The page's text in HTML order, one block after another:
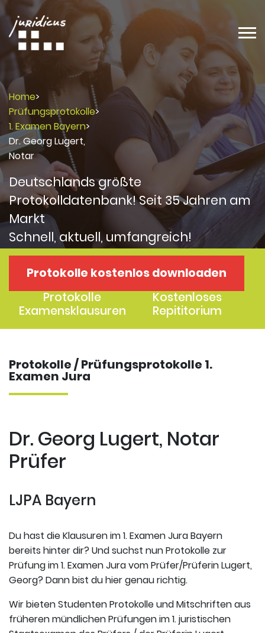
Home>
Prüfungsprotokolle>
1. Examen Bayern>
Dr. Georg Lugert,
Notar
Deutschlands größte
Protokolldatenbank! Seit 35 Jahren am
Markt
Schnell, aktuell, umfangreich!
Protokolle kostenlos downloaden
1. Examen
2. Examen
Protokolle
Examensklausuren
Kostenloses
Repititorium
Protokolle / Prüfungsprotokolle 1.
Examen Jura
Dr. Georg Lugert, Notar
Prüfer
LJPA Bayern
Du hast die Klausuren im 1. Examen Jura Bayern
bereits hinter dir? Und suchst nun Protokolle zur
Prüfung im 1. Examen Jura vom Prüfer/Prüferin Lugert,
Georg? Dann bist du hier genau richtig.
Wir bieten Studenten Protokolle und Mitschriften aus
früheren mündlichen Prüfungen im 1. juristischen